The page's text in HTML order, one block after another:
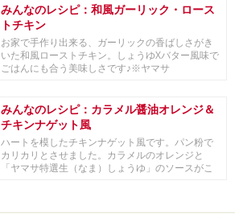
みんなのレシピ：和風ガーリック・ロース
トチキン
お家で手作り出来る、ガーリックの香ばしさがき
いた和風ローストチキン。しょうゆXバター風味で
ごはんにも合う美味しさです♪※ヤマサ
みんなのレシピ：カラメル醤油オレンジ＆
チキンナゲット風
ハートを模したチキンナゲット風です。パン粉で
カリカリとさせました。カラメルのオレンジと
「ヤマサ特選生（なま）しょうゆ」のソースがこ